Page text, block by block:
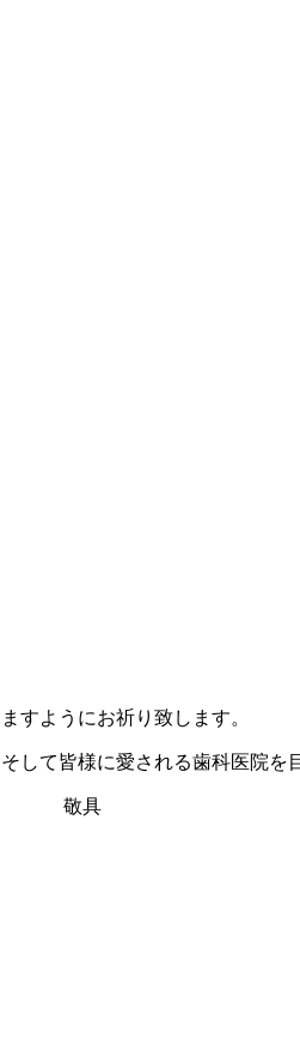
すようにお祈り致します。
して皆様に愛される歯科医院を
す。 敬具